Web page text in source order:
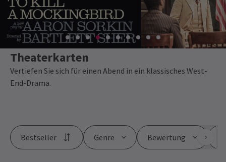
Theaterkarten
Vertiefen Sie sich für einen Abend in ein klassisches West-
End-Drama.
Genre Bewertung
Bestseller